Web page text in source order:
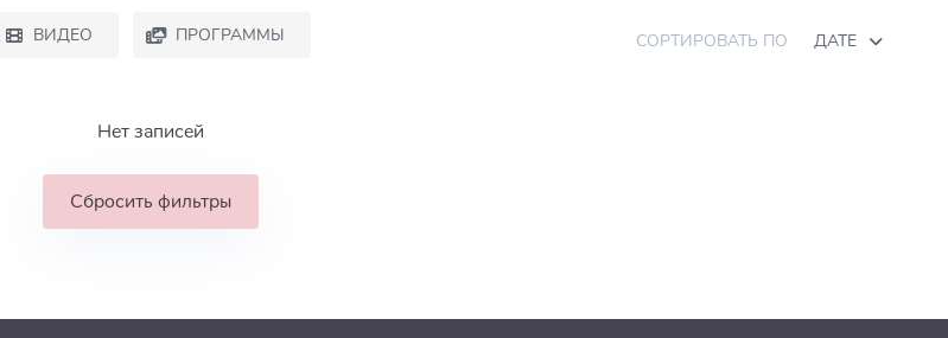
ВИДЕО ПРОГРАММЫ СОРТИРОВАТЬ ПО ДАТЕ
Нет записей
Сбросить фильтры